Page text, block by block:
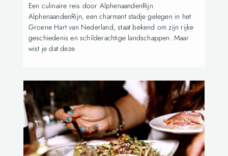
Een culinaire reis door AlphenaandenRijn
AlphenaandenRijn, een charmant stadje gelegen in het
Groene Hart van Nederland, staat bekend om zijn rijke
geschiedenis en schilderachtige landschappen. Maar
wist je dat deze